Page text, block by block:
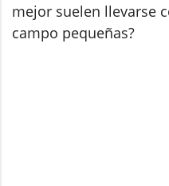
mejor suelen llevarse
campo pequeñas?